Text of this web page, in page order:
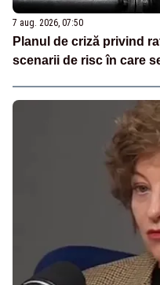
7 aug. 2026, 07:50
Planul de criză privind
scenarii de risc în care